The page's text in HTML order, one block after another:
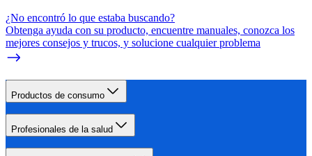
¿No encontró lo que estaba buscando?
Obtenga ayuda con su producto, encuentre manuales, conozca los
mejores consejos y trucos, y solucione cualquier problema
Productos de consumo
Profesionales de la salud